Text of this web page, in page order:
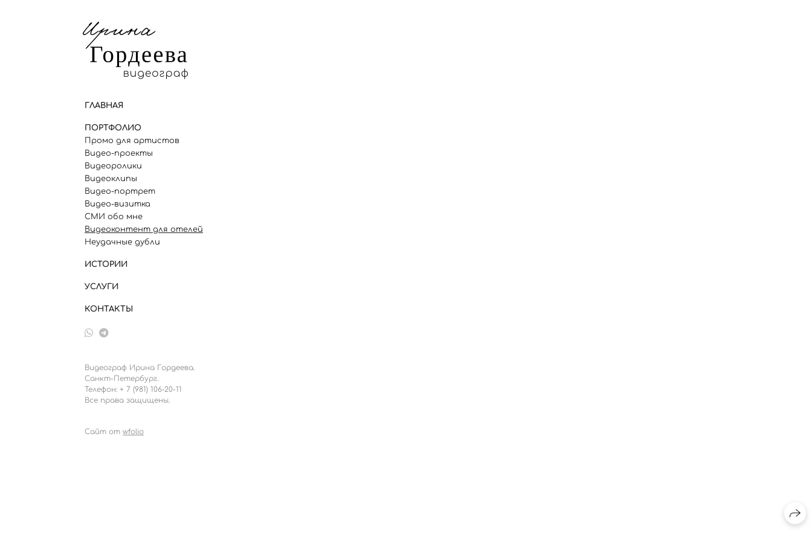
ГЛАВНАЯ
ПОРТФОЛИО
Промо для артистов
Видео-проекты
Видеоролики
Видеоклипы
Видео-портрет
Видео-визитка
СМИ обо мне
Видеоконтент для отелей
Неудачные дубли
ИСТОРИИ
УСЛУГИ
КОНТАКТЫ
Видеограф Ирина Гордеева.
Санкт-Петербург.
Телефон: + 7 (981) 106-20-11
Все права защищены.
Сайт от wfolio